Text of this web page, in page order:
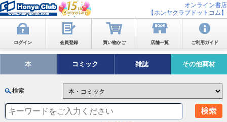
オンライン書店
【ホンヤクラブドットコム】
ログイン 会員登録 買い物かご 店舗一覧 ご利用ガイド
本 コミック 雑誌 その他商材
検索